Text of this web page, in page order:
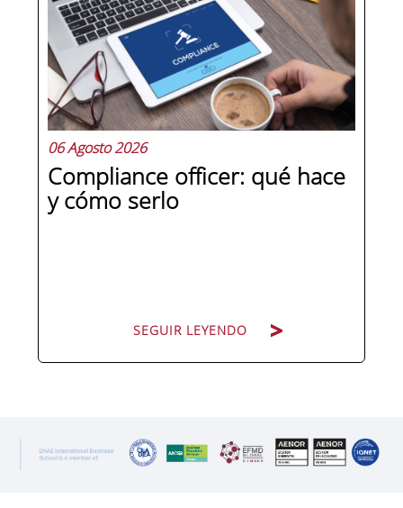
la antigüedad, sino en un conjunto de
competencias que se pueden
aprender, practicar y medir. Si te
preguntas qué separa a un directivo...
06 Agosto 2026
Compliance officer: qué hace
y cómo serlo
SEGUIR LEYENDO
en la estructura corporativa española
en la última década como el